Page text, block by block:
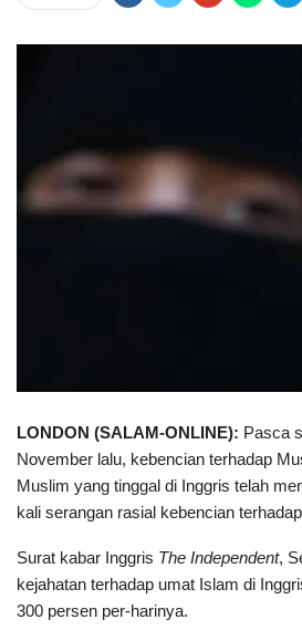
LONDON (SALAM-ONLINE): Pasca
November lalu, kebencian terhadap
Muslim yang tinggal di Inggris telah
kali serangan rasial kebencian
Surat kabar Inggris The Independent,
kejahatan terhadap umat Islam di
300 persen per-harinya.